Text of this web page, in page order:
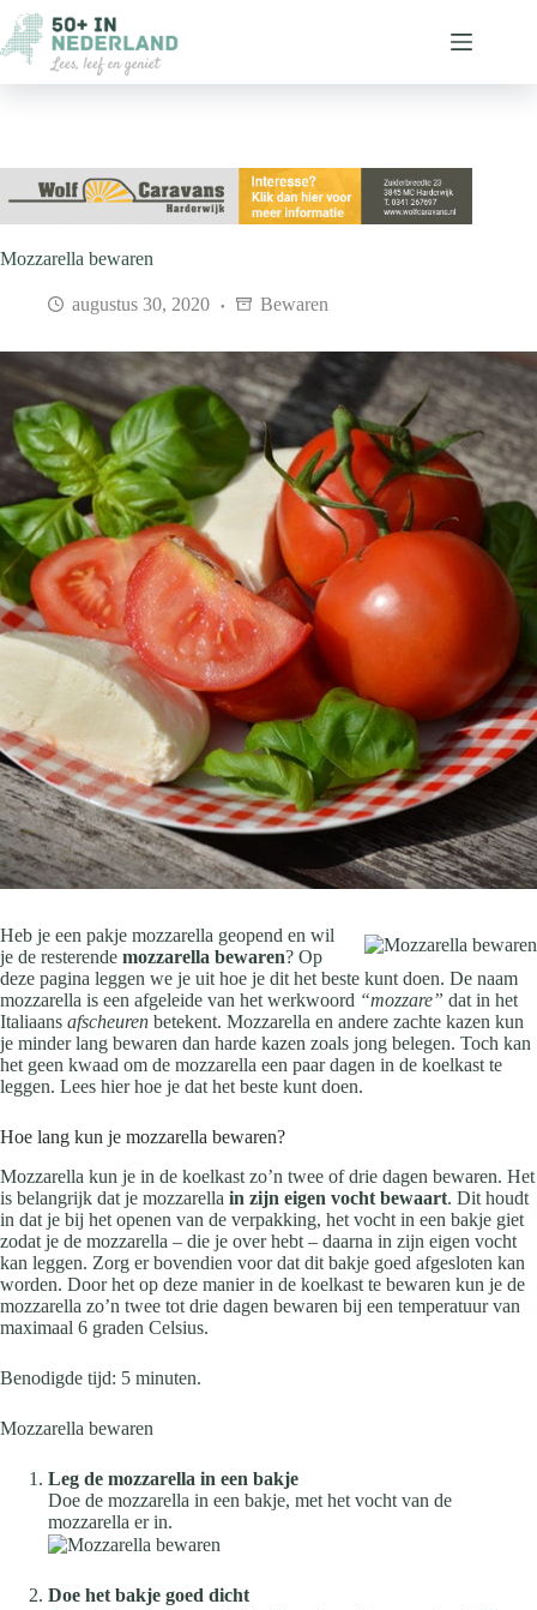
naar
de
inhoud
Mozzarella bewaren
augustus 30, 2020 Bewaren
Heb je een pakje mozzarella geopend en wil
je de resterende mozzarella bewaren? Op
deze pagina leggen we je uit hoe je dit het beste kunt doen. De naam
mozzarella is een afgeleide van het werkwoord “mozzare” dat in het
Italiaans afscheuren betekent. Mozzarella en andere zachte kazen kun
je minder lang bewaren dan harde kazen zoals jong belegen. Toch kan
het geen kwaad om de mozzarella een paar dagen in de koelkast te
leggen. Lees hier hoe je dat het beste kunt doen.
Hoe lang kun je mozzarella bewaren?
Mozzarella kun je in de koelkast zo’n twee of drie dagen bewaren. Het
is belangrijk dat je mozzarella in zijn eigen vocht bewaart. Dit houdt
in dat je bij het openen van de verpakking, het vocht in een bakje giet
zodat je de mozzarella – die je over hebt – daarna in zijn eigen vocht
kan leggen. Zorg er bovendien voor dat dit bakje goed afgesloten kan
worden. Door het op deze manier in de koelkast te bewaren kun je de
mozzarella zo’n twee tot drie dagen bewaren bij een temperatuur van
maximaal 6 graden Celsius.
Benodigde tijd: 5 minuten.
Mozzarella bewaren
Leg de mozzarella in een bakje
Doe de mozzarella in een bakje, met het vocht van de
mozzarella er in.
Doe het bakje goed dicht